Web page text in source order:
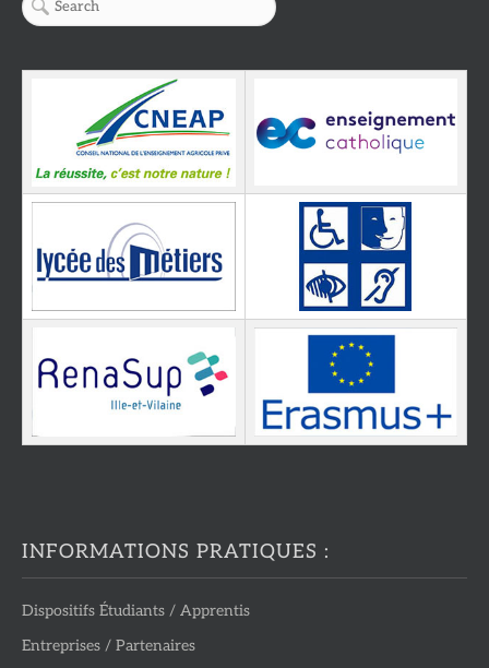
INFORMATIONS PRATIQUES :
Dispositifs Étudiants / Apprentis
Entreprises / Partenaires